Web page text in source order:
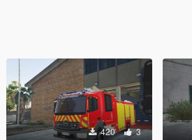
420 3